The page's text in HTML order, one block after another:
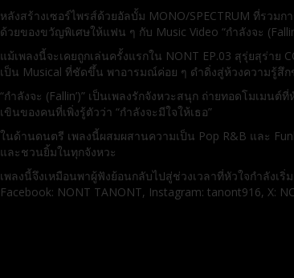
หลังสร้างเซอร์ไพรส์ด้วยอัลบั้ม MONO/SPECTRUM ที่รวม
ด้วยของขวัญพิเศษให้แฟน ๆ กับ Music Video “กำลังจะ
แม้เพลงนี้จะเคยถูกเล่นครั้งแรกใน NONT EP.03 สุรุ่ยสุร่า
เป็น Musical ที่ชัดขึ้น พาอารมณ์ค่อย ๆ ดำดิ่งสู่ห้วงความรู้สึ
“กำลังจะ (Fallin’)” เป็นเพลงรักจังหวะสนุก ถ่ายทอดโมเมน
เขินของคนที่เพิ่งรู้ตัวว่า “กำลังจะมีใจให้เธอ”
ในด้านดนตรี เพลงนี้ผสมผสานความเป็น Pop R&B และ
และชวนยิ้มในทุกจังหวะ
เพลงนี้จึงเหมือนพาผู้ฟังย้อนกลับไปสู่ช่วงเวลาที่หัวใจกำลังเ
Facebook: NONT TANONT, Instagram: tanont916, X: